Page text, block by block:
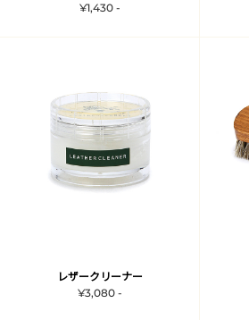
¥1,430 -
レザークリーナー
¥3,080 -